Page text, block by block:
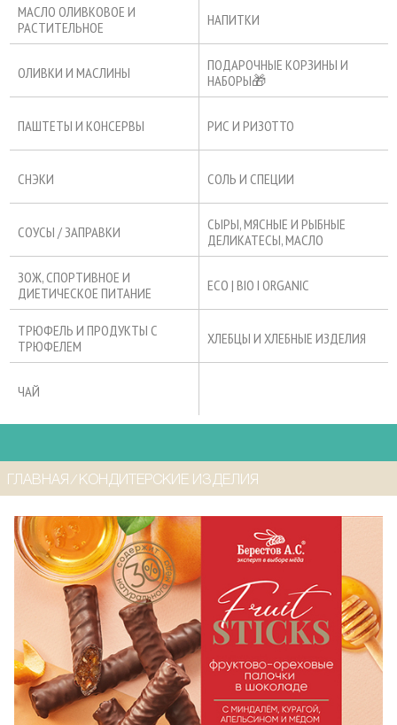
МАСЛО ОЛИВКОВОЕ И
РАСТИТЕЛЬНОЕ
НАПИТКИ
ОЛИВКИ И МАСЛИНЫ
ПОДАРОЧНЫЕ КОРЗИНЫ И
НАБОРЫ🎁
ПАШТЕТЫ И КОНСЕРВЫ РИС И РИЗОТТО
СНЭКИ СОЛЬ И СПЕЦИИ
СОУСЫ / ЗАПРАВКИ
СЫРЫ, МЯСНЫЕ И РЫБНЫЕ
ДЕЛИКАТЕСЫ, МАСЛО
ЗОЖ, СПОРТИВНОЕ И
ДИЕТИЧЕСКОЕ ПИТАНИЕ
ECO | BIO I ORGANIC
ТРЮФЕЛЬ И ПРОДУКТЫ С
ТРЮФЕЛЕМ
ХЛЕБЦЫ И ХЛЕБНЫЕ ИЗДЕЛИЯ
ЧАЙ
ГЛАВНАЯ ⁄ КОНДИТЕРСКИЕ ИЗДЕЛИЯ